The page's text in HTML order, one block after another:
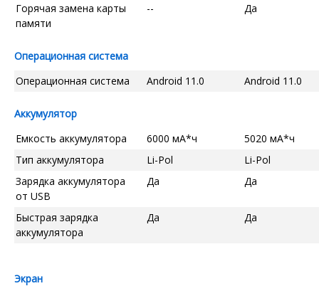
Горячая замена карты
памяти
-- Да
Операционная система
Операционная система
Android 11.0 Android 11.0
Аккумулятор
Емкость аккумулятора
6000 мА*ч
5020 мА*ч
Тип аккумулятора
Li-Pol
Li-Pol
Зарядка аккумулятора
от USB
Да Да
Быстрая зарядка
аккумулятора
Да Да
Экран